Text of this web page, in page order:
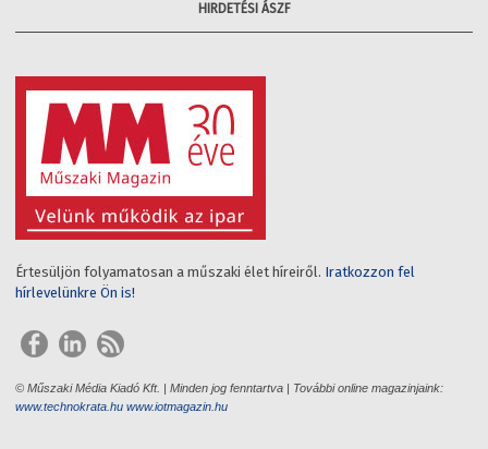
HIRDETÉSI ÁSZF
Értesüljön folyamatosan a műszaki élet híreiről. Iratkozzon fel
hírlevelünkre Ön is!
© Műszaki Média Kiadó Kft. | Minden jog fenntartva | További online magazinjaink:
www.technokrata.hu www.iotmagazin.hu